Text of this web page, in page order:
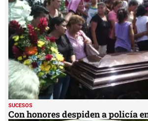
21
seconds
SUCESOS
Con honores despiden a policía